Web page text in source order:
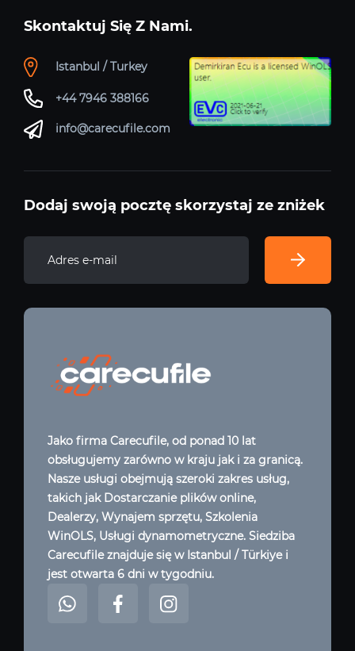
Skontaktuj Się Z Nami.
Istanbul / Turkey
+44 7946 388166
info@carecufile.com
Dodaj swoją pocztę skorzystaj ze zniżek
Jako firma Carecufile, od ponad 10 lat
obsługujemy zarówno w kraju jak i za granicą.
Nasze usługi obejmują szeroki zakres usług,
takich jak Dostarczanie plików online,
Dealerzy, Wynajem sprzętu, Szkolenia
WinOLS, Usługi dynamometryczne. Siedziba
Carecufile znajduje się w Istanbul / Türkiye i
jest otwarta 6 dni w tygodniu.